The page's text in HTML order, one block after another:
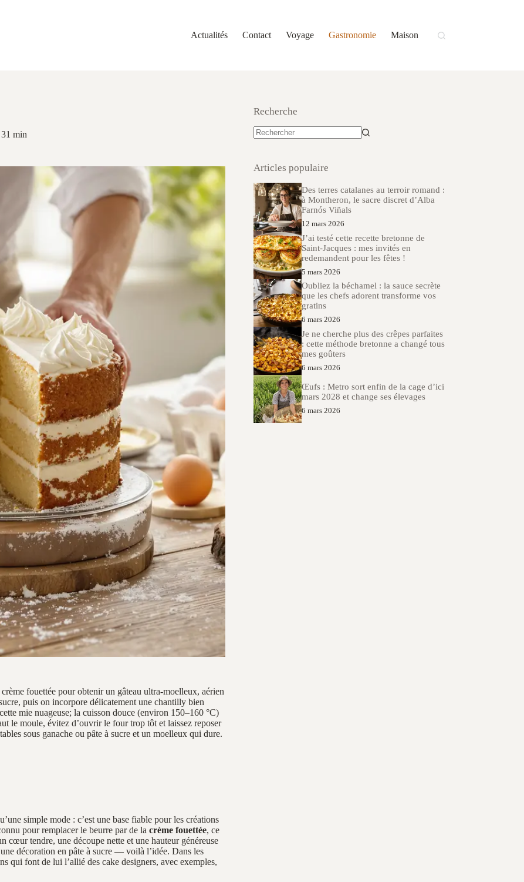
Actualités
Contact Voyage Gastronomie Maison
31 min
fouettée pour obtenir un gâteau ultra-moelleux, aérien
puis on incorpore délicatement une chantilly bien
mie nuageuse; la cuisson douce (environ 150–160 °C)
le moule, évitez d’ouvrir le four trop tôt et laissez reposer
sous ganache ou pâte à sucre et un moelleux qui dure.
simple mode : c’est une base fiable pour les créations
pour remplacer le beurre par de la crème fouettée, ce
cœur tendre, une découpe nette et une hauteur généreuse
décoration en pâte à sucre — voilà l’idée. Dans les
qui font de lui l’allié des cake designers, avec exemples,
Recherche
Articles populaire
Des terres catalanes au terroir romand :
à Montheron, le sacre discret d’Alba
Farnós Viñals
12 mars 2026
J’ai testé cette recette bretonne de
Saint-Jacques : mes invités en
redemandent pour les fêtes !
5 mars 2026
Oubliez la béchamel : la sauce secrète
que les chefs adorent transforme vos
gratins
6 mars 2026
Je ne cherche plus des crêpes parfaites
: cette méthode bretonne a changé tous
mes goûters
6 mars 2026
Œufs : Metro sort enfin de la cage d’ici
mars 2028 et change ses élevages
6 mars 2026